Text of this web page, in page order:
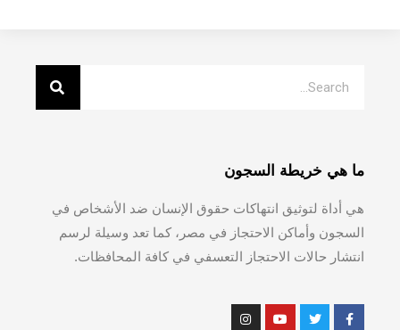
ما هي خريطة السجون
هي أداة لتوثيق انتهاكات حقوق الإنسان ضد الأشخاص في
السجون وأماكن الاحتجاز في مصر، كما تعد وسيلة لرسم
انتشار حالات الاحتجاز التعسفي في كافة المحافظات.